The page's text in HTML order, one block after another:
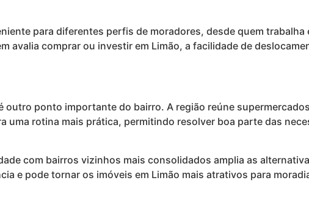
para diferentes perfis de moradores, desde quem
avalia comprar ou investir em Limão, a facilidade de
ponto importante do bairro. A região reúne
uma rotina mais prática, permitindo resolver boa parte das
com bairros vizinhos mais consolidados amplia as
e pode tornar os imóveis em Limão mais atrativos para